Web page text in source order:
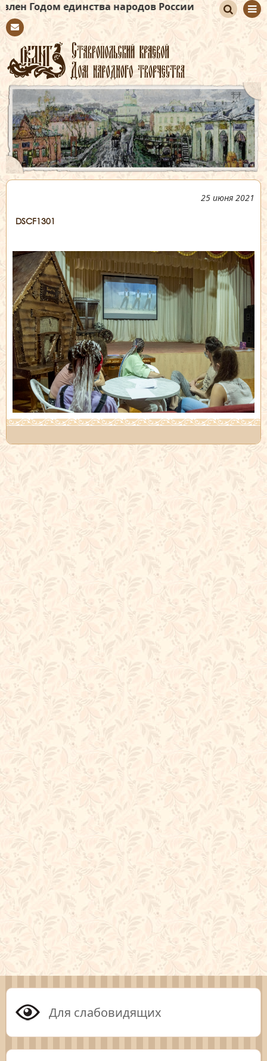
единства народов России
tact
иск
25 июня 2021
DSCF1301
Для слабовидящих